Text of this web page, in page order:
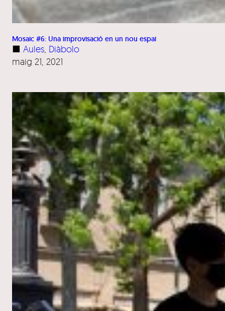
Mosaic #6: Una improvisació en un nou espai
■ Aules Diàbolo
maig 21, 2021